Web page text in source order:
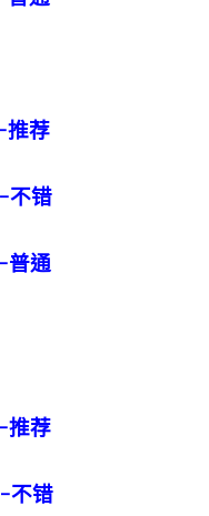
推荐
不错
普通
推荐
不错